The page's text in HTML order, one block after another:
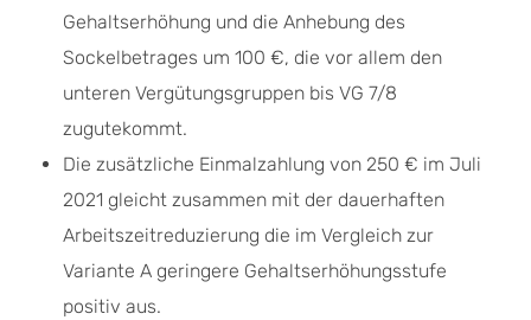
Gehaltserhöhung und die Anhebung des
Sockelbetrages um 100 €, die vor allem den
unteren Vergütungsgruppen bis VG 7/8
zugutekommt.
Die zusätzliche Einmalzahlung von 250 € im Juli
2021 gleicht zusammen mit der dauerhaften
Arbeitszeitreduzierung die im Vergleich zur
Variante A geringere Gehaltserhöhungsstufe
positiv aus.